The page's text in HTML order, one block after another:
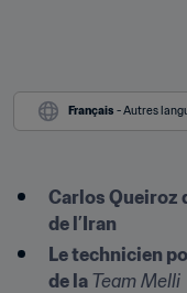
Français - Autres
Carlos Queiroz
de l’Iran
Le technicien
de la Team Melli